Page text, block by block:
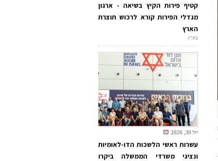
קטיף פירות הקיץ בשיאה - ארגון
מגדלי הפירות קורא לרכוש תוצרת
הארץ
בארץ
יול 30, 2026
עשרות ראשי הלשכות הדו-לאומיות
ונציגי משרדי הממשלה ביקרו